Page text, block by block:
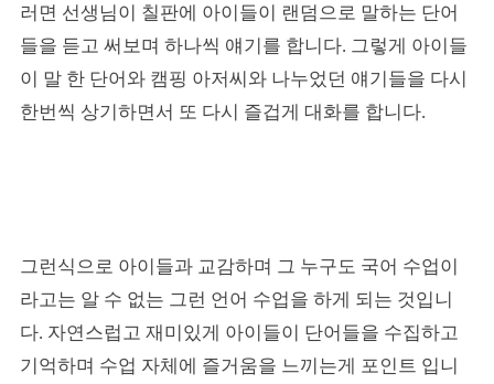
러면 선생님이 칠판에 아이들이 랜덤으로 말하는 단어
들을 듣고 써보며 하나씩 얘기를 합니다. 그렇게 아이들
이 말 한 단어와 캠핑 아저씨와 나누었던 얘기들을 다시
한번씩 상기하면서 또 다시 즐겁게 대화를 합니다.
그런식으로 아이들과 교감하며 그 누구도 국어 수업이
라고는 알 수 없는 그런 언어 수업을 하게 되는 것입니
다. 자연스럽고 재미있게 아이들이 단어들을 수집하고
기억하며 수업 자체에 즐거움을 느끼는게 포인트 입니